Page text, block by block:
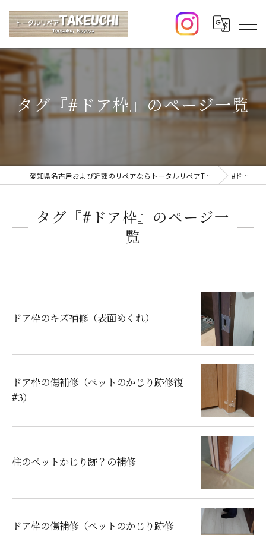
タグ『#ドア枠』のページ一覧
愛知県名古屋および近郊のリペアならトータルリペアTAKEUCHI #ドア枠
タグ『#ドア枠』のページ一
覧
ドア枠のキズ補修（表面めくれ）
ドア枠の傷補修（ペットのかじり跡修復
#3）
柱のペットかじり跡？の補修
ドア枠の傷補修（ペットのかじり跡修